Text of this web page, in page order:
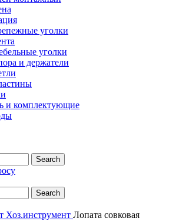
уголки
уголки
и держатели
и комплектующие
Search
Search
Хоз.инструмент Лопата совковая